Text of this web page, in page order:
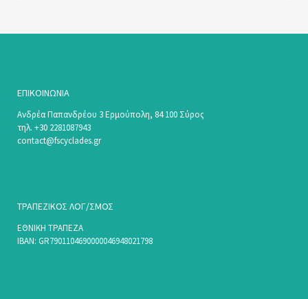
ΕΠΙΚΟΙΝΩΝΊΑ
Ανδρέα Παπανδρέου 3 Ερμούπολη, 84 100 Σύρος
τηλ. +30 2281087943
contact@fscyclades.gr
ΤΡΑΠΕΖΙΚΟΣ ΛΟΓ/ΣΜΟΣ
ΕΘΝΙΚΗ ΤΡΑΠΕΖΑ
ΙΒΑΝ: GR7901104690000046948021798